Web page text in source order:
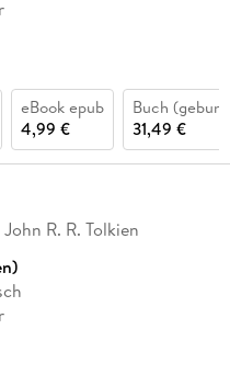
eBook epub
4,99 €
Buch
31,49 €
R. R. Tolkien